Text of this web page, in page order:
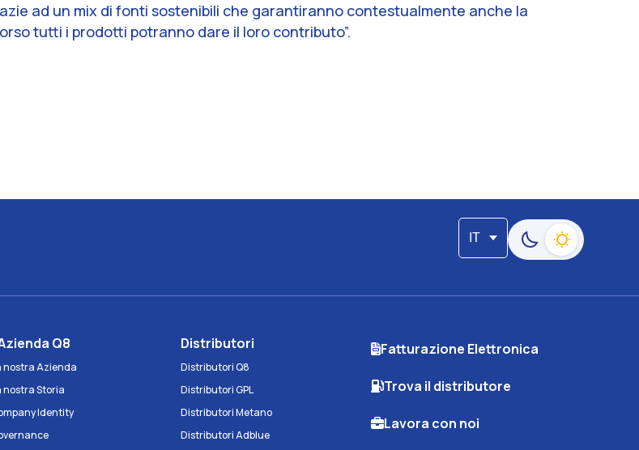
ad un mix di fonti sostenibili che garantiranno contestualmente anche la
tutti i prodotti potranno dare il loro contributo”.
IT
Passa alla modalità
Q8
nostra Azienda
nostra Storia
Identity
Distributori
Distributori Q8
Distributori GPL
Distributori Metano
Distributori Adblue
Fatturazione Elettronica
Trova il distributore
Lavora con noi